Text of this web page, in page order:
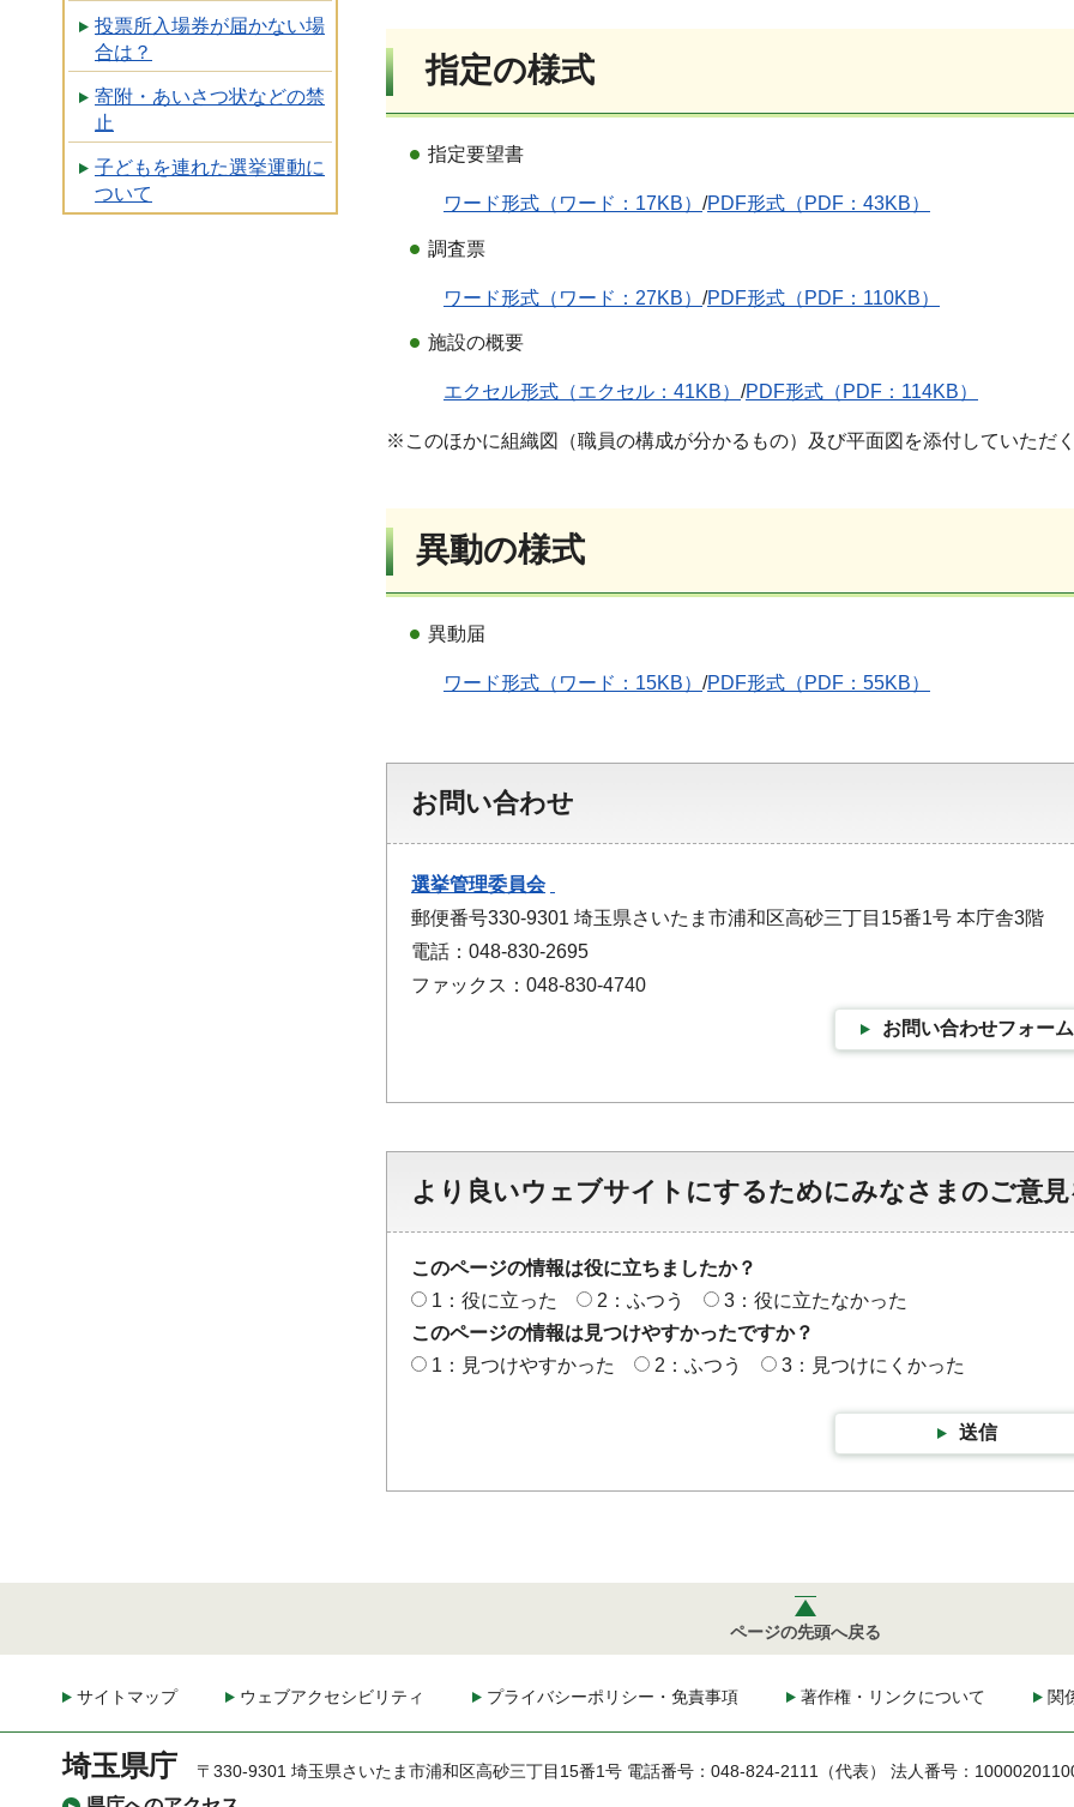
投票所入場券が届かない場
合は？
寄附・あいさつ状などの禁
止
子どもを連れた選挙運動に
ついて
指定の様式
指定要望書
ワード形式（ワード：17KB） /PDF形式（PDF：43KB）
調査票
ワード形式（ワード：27KB） /PDF形式（PDF：110KB）
施設の概要
エクセル形式（エクセル：41KB） /PDF形式（PDF：114KB）
※このほかに組織図（職員の構成が分かるもの）及び平面図を添付していただく
異動の様式
異動届
ワード形式（ワード：15KB） /PDF形式（PDF：55KB）
お問い合わせ
選挙管理委員会
郵便番号330-9301 埼玉県さいたま市浦和区高砂三丁目15番1号 本庁舎3階
電話：048-830-2695
ファックス：048-830-4740
お問い合わせフォーム
より良いウェブサイトにするためにみなさまのご意
このページの情報は役に立ちましたか？
1：役に立った
2：ふつう
3：役に立たなかった
このページの情報は見つけやすかったですか？
1：見つけやすかった
2：ふつう 3：見つけにくかった
送信
ページの先頭へ戻る
サイトマップ ウェブアクセシビリティ プライバシーポリシー・免責事項 著作権・リンクについて 関
埼玉県庁 〒330-9301 埼玉県さいたま市浦和区高砂三丁目15番1号 電話番号：048-824-2111（代表） 法人番号：